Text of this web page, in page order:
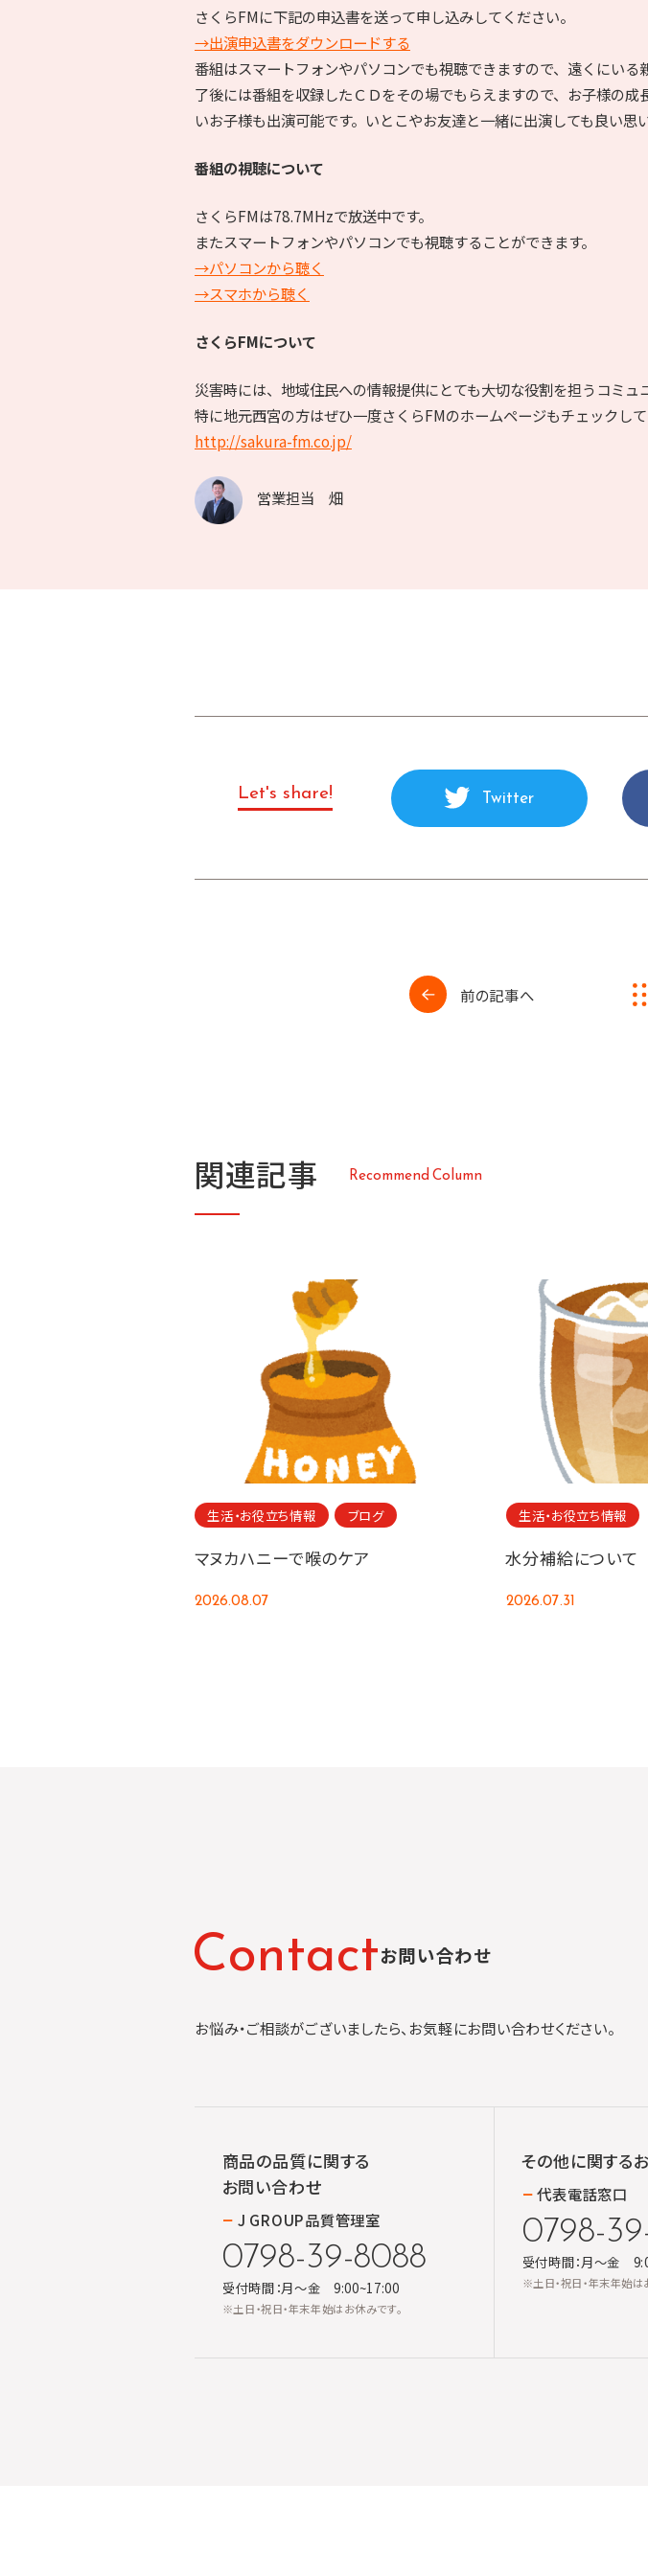
さくらFMに下記の申込書を送って申し込みしてください。
→出演申込書をダウンロードする
番組はスマートフォンやパソコンでも視聴できますので、遠くにい
了後には番組を収録したＣＤをその場でもらえますので、お子様の
いお子様も出演可能です。いとこやお友達と一緒に出演しても良い思
番組の視聴について
さくらFMは78.7MHzで放送中です。
またスマートフォンやパソコンでも視聴することができます。
→パソコンから聴く
→スマホから聴く
さくらFMについて
災害時には、地域住民への情報提供にとても大切な役割を担うコミュ
特に地元西宮の方はぜひ一度さくらFMのホームページもチェックして
http://sakura-fm.co.jp/
営業担当 畑
Let's share! Twitter
前の記事へ
関連記事 Recommend Co umn
生活・お役立ち情報 ブログ
マヌカハニーで喉のケア
2026.08.07
生活・お役立ち情報
水分補給について
2026.07.31
Contactお問い合わせ
お悩み・ご相談がございましたら、お気軽にお問い合わせください。
商品の品質に関する
お問い合わせ
J GROUP品質管理室
0798-39-8088
受付時間：月～金 9:00~17:00
※土日・祝日・年末年始はお休みです。
その他に関する
代表電話窓口
0798-
受付時間：月～金
※土日・祝日・年末年始は